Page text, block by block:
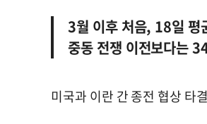
3월 이후 처음, 18일
중동 전쟁 이전보다는
미국과 이란 간 종전 협상 타